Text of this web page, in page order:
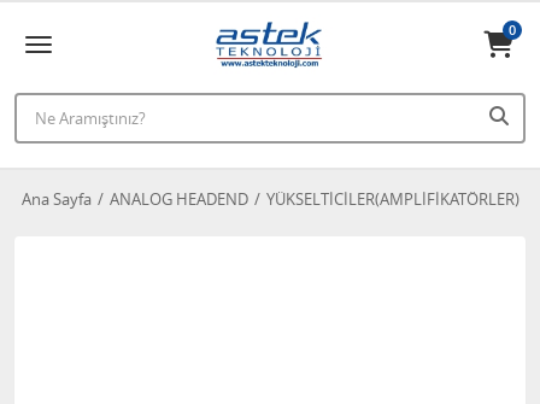
0
Ana Sayfa ANALOG HEADEND YÜKSELTİCİLER(AMPLİFİKATÖRLER)